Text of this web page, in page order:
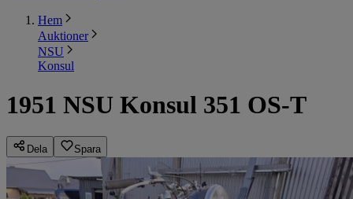
Hem
Auktioner
NSU
Konsul
1951 NSU Konsul 351 OS-T
Dela Spara